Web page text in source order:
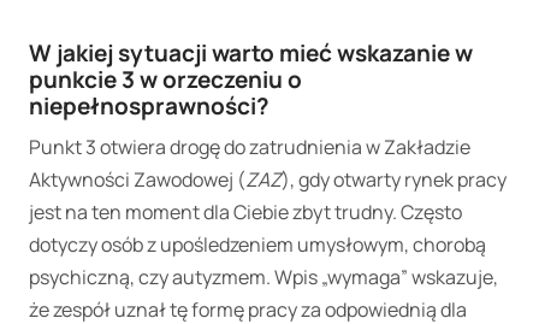
W jakiej sytuacji warto mieć wskazanie w
punkcie 3 w orzeczeniu o
niepełnosprawności?
Punkt 3 otwiera drogę do zatrudnienia w Zakładzie
Aktywności Zawodowej (ZAZ), gdy otwarty rynek pracy
jest na ten moment dla Ciebie zbyt trudny. Często
dotyczy osób z upośledzeniem umysłowym, chorobą
psychiczną, czy autyzmem. Wpis „wymaga” wskazuje,
że zespół uznał tę formę pracy za odpowiednią dla